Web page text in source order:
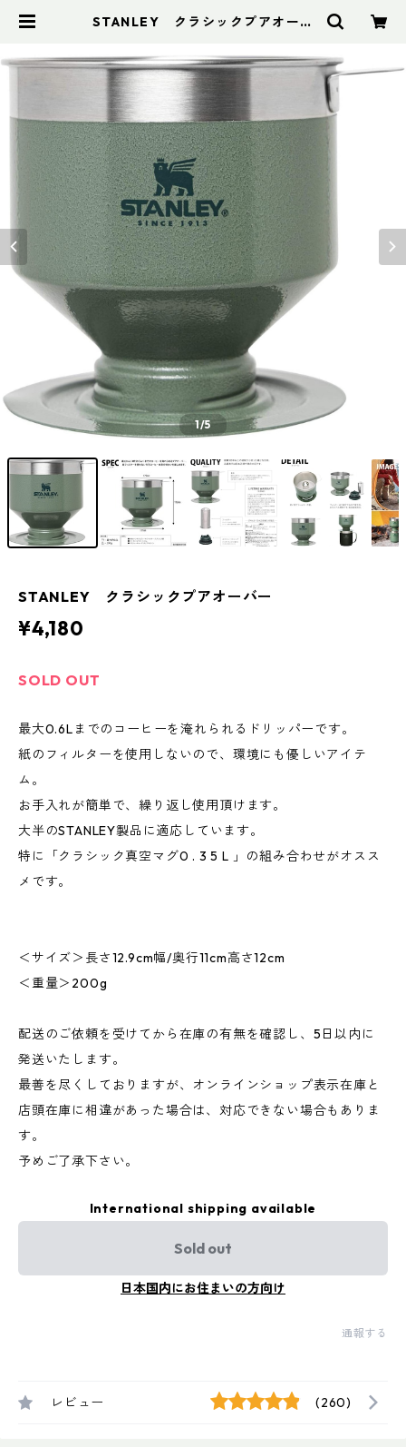
STANLEY クラシックプアオーバ
1/5
STANLEY クラシックプアオーバー
¥4,180
SOLD OUT
最大0.6Lまでのコーヒーを淹れられるドリッパーです。
紙のフィルターを使用しないので、環境にも優しいアイテ
ム。
お手入れが簡単で、繰り返し使用頂けます。
大半のSTANLEY製品に適応しています。
特に「クラシック真空マグ0 . 3 5 L 」の組み合わせがオスス
メです。
＜サイズ＞長さ12.9cm幅/奥行11cm高さ12cm
＜重量＞200g
配送のご依頼を受けてから在庫の有無を確認し、5日以内に
発送いたします。
最善を尽くしておりますが、オンラインショップ表示在庫と
店頭在庫に相違があった場合は、対応できない場合もありま
す。
予めご了承下さい。
International shipping available
Sold out
日本国内にお住まいの方向け
通報する
レビュー (260)